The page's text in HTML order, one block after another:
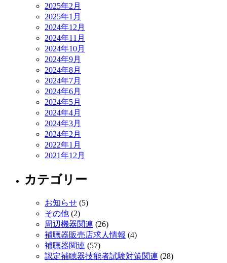
2025年2月
2025年1月
2024年12月
2024年11月
2024年10月
2024年9月
2024年8月
2024年7月
2024年6月
2024年5月
2024年4月
2024年3月
2024年2月
2022年1月
2021年12月
カテゴリー
お知らせ (5)
その他 (2)
周辺機器関連 (26)
補聴器販売店求人情報 (4)
補聴器関連 (57)
認定補聴器技能者試験対策関連 (28)